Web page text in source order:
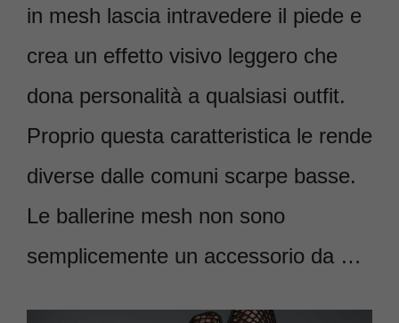
in mesh lascia intravedere il piede e
crea un effetto visivo leggero che
dona personalità a qualsiasi outfit.
Proprio questa caratteristica le rende
diverse dalle comuni scarpe basse.
Le ballerine mesh non sono
semplicemente un accessorio da …